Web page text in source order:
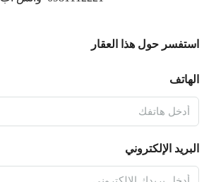
استفسر حول هذا العقار
الهاتف
البريد الإلكتروني